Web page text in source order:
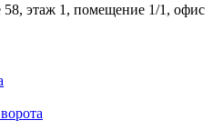
этаж 1, помещение 1/1, офис